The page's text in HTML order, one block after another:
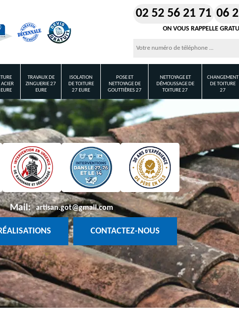
02 52 56 21 71 06
ON VOUS RAPPELLE
ACIER
TRAVAUX DE
ZINGUERIE 27
EURE
ISOLATION
DE TOITURE
27 EURE
POSE ET
NETTOYAGE DE
GOUTTIÈRES 27
NETTOYAGE ET
DÉMOUSSAGE DE
TOITURE 27
CHANGEMENT
DE TOITURE
27
Mail: artisan.got@gmail.com
CONTACTEZ-NOUS